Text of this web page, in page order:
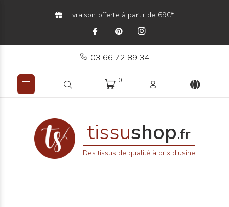
Livraison offerte à partir de 69€*
03 66 72 89 34
0
tissushop.fr
Des tissus de qualité à prix d'usine